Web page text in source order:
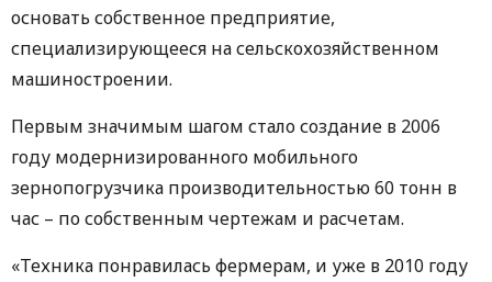
основать собственное предприятие,
специализирующееся на сельскохозяйственном
машиностроении.
Первым значимым шагом стало создание в 2006
году модернизированного мобильного
зернопогрузчика производительностью 60 тонн в
час – по собственным чертежам и расчетам.
«Техника понравилась фермерам, и уже в 2010 году